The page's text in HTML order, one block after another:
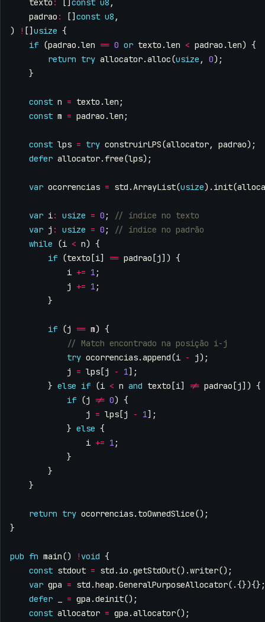
texto : const u8 ,
padrao : [] const u8 ,
)
! [] usize {
if (padrao .len == 0 or texto .len < padrao .len) {
return try allocator.alloc(usize , 0);
}
const n = texto .len ;
const m = padrao .len ;
const lps = try construirLPS(allocator, padrao);
defer allocator. free(lps);
var ocorrencias = std .ArrayList(usize). init(
var i: usize = 0 ;
var j : usize = 0 ;
while
(i < n) {
if (texto [i] == padrao [j]) {
i += 1 ;
j
+= 1 ;
}
if (j == m) {
try ocorrencias.append(i - j);
j
= lps [j - 1];
} else if (i < n and texto [i] != padrao [j]) {
if (j != 0) {
j
= lps [j - 1];
} else {
i += 1 ;
}
}
}
return try ocorrencias. toOwnedSlice();
}
pub fn main() ! void {
const stdout = std . io .getStdOut().writer();
var gpa = std .heap .GeneralPurposeAllocator(.{}){};
defer
= gpa .deinit();
const allocator = gpa .allocator();